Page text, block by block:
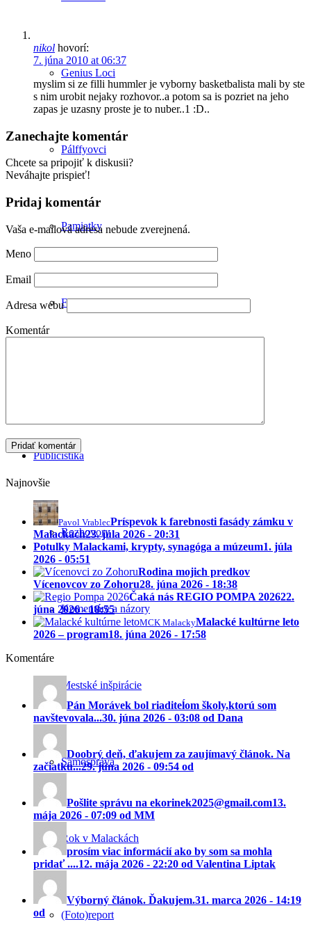
Genius Loci
Pálffyovci
Pamiatky
Fotky pod lupou
Publicistika
Rozhovory
Komentáre a názory
Mestské inšpirácie
Samospráva
Rok v Malackách
(Foto)report
nikol hovorí:
7. júna 2010 at 06:37
myslim si ze filli hummler je vyborny basketbalista mali by ste
s nim urobit nejaky rozhovor..a potom sa is pozriet na jeho
zapas je uzasny proste je to nuber..1 :D..
Zanechajte komentár
Chcete sa pripojiť k diskusii?
Neváhajte prispieť!
Pridaj komentár
Vaša e-mailová adresa nebude zverejnená.
Meno
Email
Adresa webu
Komentár
Najnovšie
Pavol VrablecPríspevok k farebnosti fasády zámku v
Malackách23. júla 2026 - 20:31
Potulky Malackami, krypty, synagóga a múzeum1. júla
2026 - 05:51
Rodina mojich predkov
Vícenovcov zo Zohoru28. júna 2026 - 18:38
Čaká nás REGIO POMPA 202622.
júna 2026 - 18:55
MCK MalackyMalacké kultúrne leto
2026 – program18. júna 2026 - 17:58
Komentáre
Pán Morávek bol riaditeĺom školy,ktorú som
navštevovala...30. júna 2026 - 03:08 od Dana
Doobrý deň, ďakujem za zaujímavý článok. Na
začiatku...29. júna 2026 - 09:54 od
Pošlite správu na ekorinek2025@gmail.com13.
mája 2026 - 07:09 od MM
prosím viac informácií ako by som sa mohla
pridať ....12. mája 2026 - 22:20 od Valentina Liptak
Výborný článok. Ďakujem.31. marca 2026 - 14:19
od